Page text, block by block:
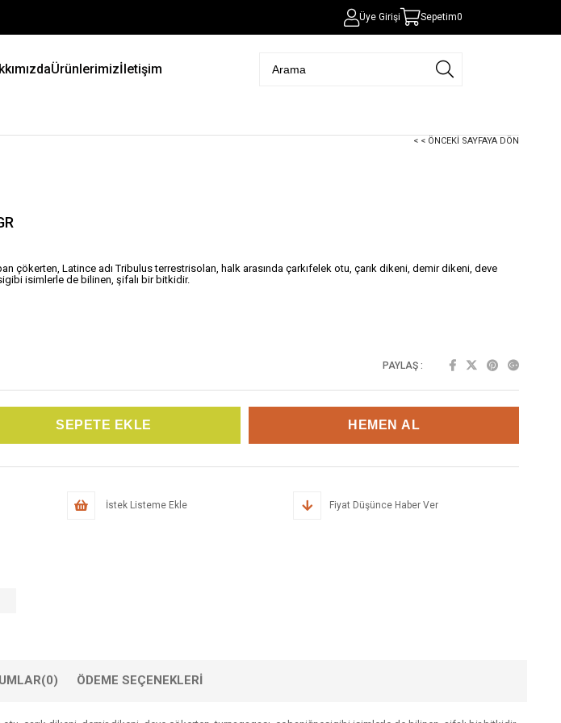
Üye Girişi Sepetim0
Ürünlerimizİletişim
< < ÖNCEKI SAYFAYA DÖN
çökerten, Latince adı Tribulus terrestrisolan, halk arasında çarkıfelek otu, çarık dikeni, demir dikeni, deve
isimlerle de bilinen, şifalı bir bitkidir.
PAYLAŞ :
İstek Listeme Ekle Fiyat Düşünce Haber Ver
(0) ÖDEME SEÇENEKLERI